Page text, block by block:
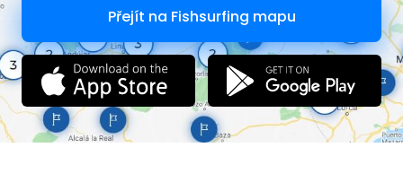
Přejít na Fishsurfing mapu